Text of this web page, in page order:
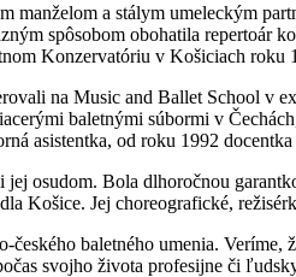
manželom a stálym umeleckým
spôsobom obohatila repertoár
Konzervatóriu v Košiciach roku
na Music and Ballet School v
baletnými súbormi v
asistentka, od roku 1992
jej osudom. Bola dlhoročnou
Košice. Jej choreografické,
českého baletného umenia.
svojho života profesijne či